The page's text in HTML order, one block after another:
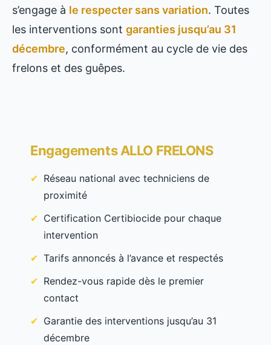
s’engage à le respecter sans variation. Toutes
les interventions sont garanties jusqu’au 31
décembre, conformément au cycle de vie des
frelons et des guêpes.
Engagements ALLO FRELONS
Réseau national avec techniciens de
proximité
Certification Certibiocide pour chaque
intervention
Tarifs annoncés à l’avance et respectés
Rendez-vous rapide dès le premier
contact
Garantie des interventions jusqu’au 31
décembre